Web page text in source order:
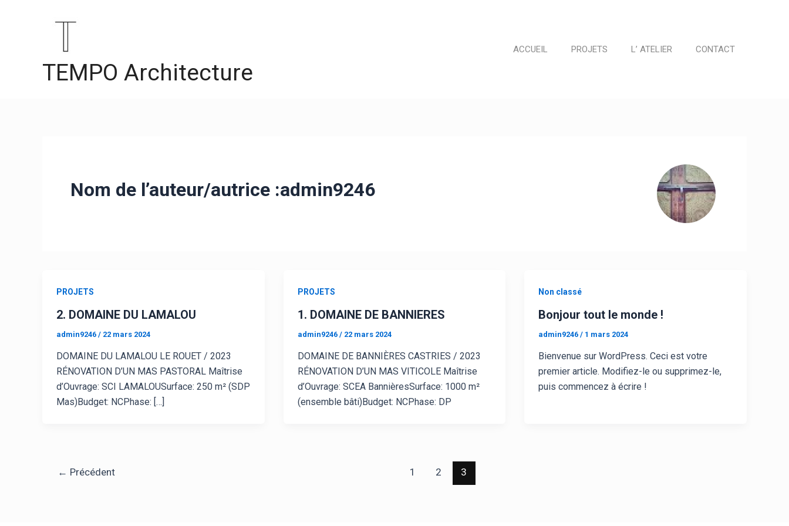
TEMPO Architecture
ACCUEIL PROJETS L’ ATELIER CONTACT
Nom de l’auteur/autrice :admin9246
PROJETS
2. DOMAINE DU LAMALOU
admin9246 / 22 mars 2024
DOMAINE DU LAMALOU LE ROUET / 2023
RÉNOVATION D’UN MAS PASTORAL Maîtrise
d’Ouvrage: SCI LAMALOUSurface: 250 m² (SDP
Mas)Budget: NCPhase: […]
PROJETS
1. DOMAINE DE BANNIERES
admin9246 / 22 mars 2024
DOMAINE DE BANNIÈRES CASTRIES / 2023
RÉNOVATION D’UN MAS VITICOLE Maîtrise
d’Ouvrage: SCEA BannièresSurface: 1000 m²
(ensemble bâti)Budget: NCPhase: DP
Non classé
Bonjour tout le monde !
admin9246/ 1 mars 2024
Bienvenue sur WordPress. Ceci est votre
premier article. Modifiez-le ou supprimez-le,
puis commencez à écrire !
d’article
← Précédent 1 2 3